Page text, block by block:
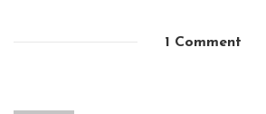
1 Comment